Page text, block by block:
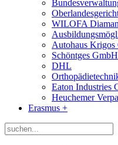
WILOFA
Autohaus Krigos
Schöntges GmbH
DHL
Eaton Industries
Heuchemer
Erasmus +